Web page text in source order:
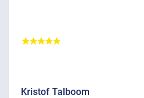
Kristof Talboom